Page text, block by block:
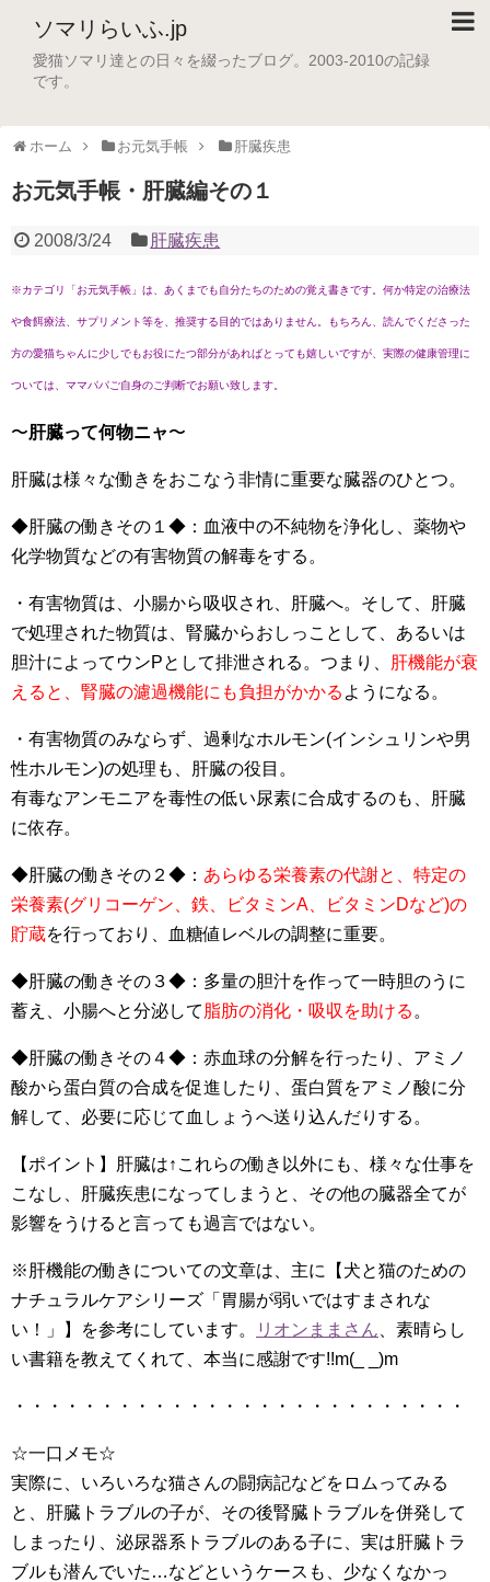
ソマリらいふ.jp
愛猫ソマリ達との日々を綴ったブログ。2003-2010の記録
です。
ホーム お元気手帳 肝臓疾患
お元気手帳・肝臓編その１
2008/3/24 肝臓疾患
※カテゴリ「お元気手帳」は、あくまでも自分たちのための覚え書きです。何か特定の治療法
や食餌療法、サプリメント等を、推奨する目的ではありません。もちろん、読んでくださった
方の愛猫ちゃんに少しでもお役にたつ部分があればとっても嬉しいですが、実際の健康管理に
ついては、ママパパご自身のご判断でお願い致します。
〜肝臓って何物ニャ〜
肝臓は様々な働きをおこなう非情に重要な臓器のひとつ。
◆肝臓の働きその１◆： 血液中の不純物を浄化し、薬物や
化学物質などの有害物質の解毒をする。
・有害物質は、小腸から吸収され、肝臓へ。そして、肝臓
で処理された物質は、腎臓からおしっことして、あるいは
胆汁によってウンPとして排泄される。つまり、
肝機能が衰
えると、腎臓の濾過機能にも負担がかかる ようになる。
・有害物質のみならず、過剰なホルモン(インシュリンや男
性ホルモン)の処理も、肝臓の役目。
有毒なアンモニアを毒性の低い尿素に合成するのも、肝臓
に依存。
◆肝臓の働きその２◆： あらゆる栄養素の代謝と、特定の
栄養素(グリコーゲン、鉄、ビタミンA、ビタミンDなど)の
貯蔵を行っており、血糖値レベルの調整に重要。
◆肝臓の働きその３◆：多量の胆汁を作って一時胆のうに
蓄え、小腸へと分泌して 脂肪の消化・吸収を助ける 。
◆肝臓の働きその４◆：赤血球の分解を行ったり、アミノ
酸から蛋白質の合成を促進したり、蛋白質をアミノ酸に分
解して、必要に応じて血しょうへ送り込んだりする。
【ポイント】肝臓は↑これらの働き以外にも、様々な仕事を
こなし、
肝臓疾患になってしまうと、その他の臓器全てが
影響をうける と言っても過言ではない。
※肝機能の働きについての文章は、主に【犬と猫のための
ナチュラルケアシリーズ「胃腸が弱いではすまされな
い！」】を参考にしています。
リオンままさん 、素晴らし
い書籍を教えてくれて、本当に感謝です!!m(_ _)m
・・・・・・・・・・・・・・・・・・・・・・・・・・
☆一口メモ☆
実際に、いろいろな猫さんの闘病記などをロムってみる
と、肝臓トラブルの子が、その後腎臓トラブルを併発して
しまったり、泌尿器系トラブルのある子に、実は肝臓トラ
ブルも潜んでいた…などというケースも、少なくなかっ